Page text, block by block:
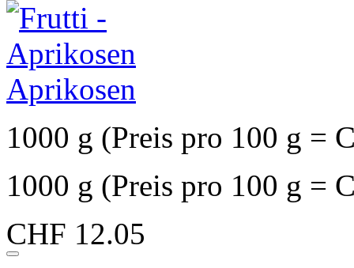
Aprikosen
1000 g (Preis pro 100 g =
1000 g (Preis pro 100 g =
CHF 12.05